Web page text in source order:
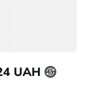
UAH